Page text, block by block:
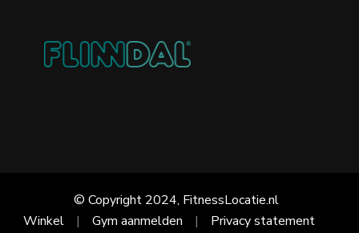
© Copyright 2024, FitnessLocatie.nl
Winkel
Gym aanmelden
Privacy statement